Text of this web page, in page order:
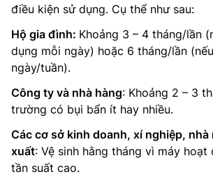
điều kiện sử dụng. Cụ thể như sau:
Hộ gia đình: Khoảng 3 – 4 tháng/lần
dụng mỗi ngày) hoặc 6 tháng/lần
ngày/tuần).
Công ty và nhà hàng: Khoảng 2 – 3
trường có bụi bẩn ít hay nhiều.
Các cơ sở kinh doanh, xí nghiệp, nhà
xuất: Vệ sinh hằng tháng vì máy
tần suất cao.